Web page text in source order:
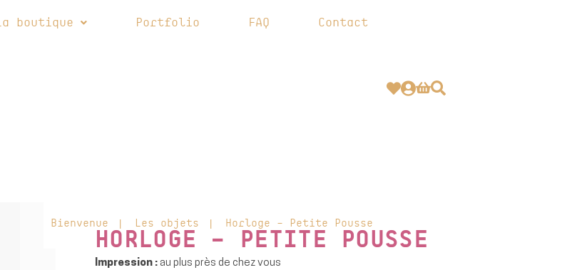
La boutique Portfolio FAQ Contact
Bienvenue Les objets Horloge – Petite Pousse
HORLOGE – PETITE POUSSE
Impression : au plus près de chez vous